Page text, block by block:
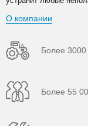
О компании
Более 3000
Более 55